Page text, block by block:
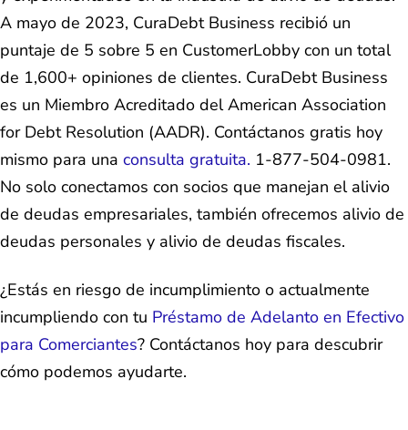
A mayo de 2023, CuraDebt Business recibió un
puntaje de 5 sobre 5 en CustomerLobby con un total
de 1,600+ opiniones de clientes. CuraDebt Business
es un Miembro Acreditado del American Association
for Debt Resolution (AADR). Contáctanos gratis hoy
mismo para una consulta gratuita. 1-877-504-0981.
No solo conectamos con socios que manejan el alivio
de deudas empresariales, también ofrecemos alivio de
deudas personales y alivio de deudas fiscales.
¿Estás en riesgo de incumplimiento o actualmente
incumpliendo con tu Préstamo de Adelanto en Efectivo
para Comerciantes? Contáctanos hoy para descubrir
cómo podemos ayudarte.